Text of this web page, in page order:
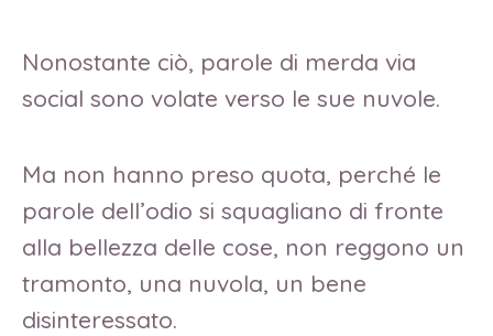
Nonostante ciò, parole di merda via
social sono volate verso le sue nuvole.
Ma non hanno preso quota, perché le
parole dell’odio si squagliano di fronte
alla bellezza delle cose, non reggono un
tramonto, una nuvola, un bene
disinteressato.